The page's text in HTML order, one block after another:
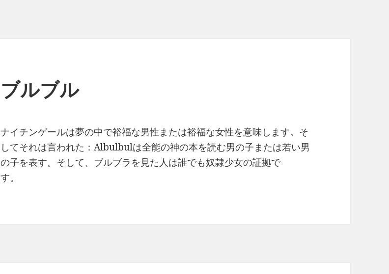
ブルブル
ナイチンゲールは夢の中で裕福な男性または裕福な女性を意味します。そ
してそれは言われた：Albulbulは全能の神の本を読む男の子または若い男
の子を表す。そして、ブルブラを見た人は誰でも奴隷少女の証拠で
す。